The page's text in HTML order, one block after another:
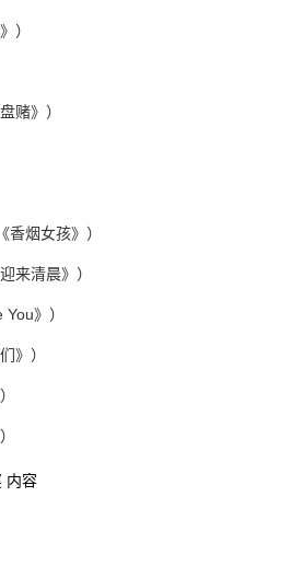
）
赌》）
香烟女孩》）
来清晨》）
》）
》）
内容